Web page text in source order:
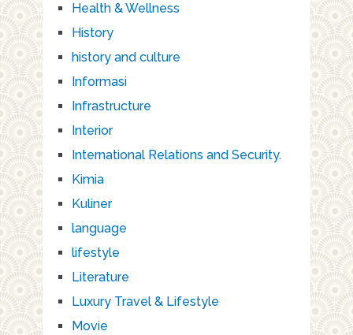
Health & Wellness
History
history and culture
Informasi
Infrastructure
Interior
International Relations and Security.
Kimia
Kuliner
language
lifestyle
Literature
Luxury Travel & Lifestyle
Movie